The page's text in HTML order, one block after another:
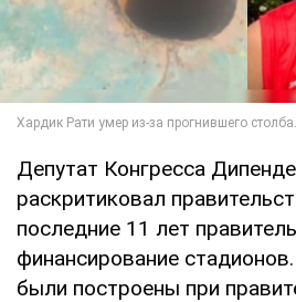
Депутат Конгресса
раскритиковал
последние 11 лет
финансирование
были построены при